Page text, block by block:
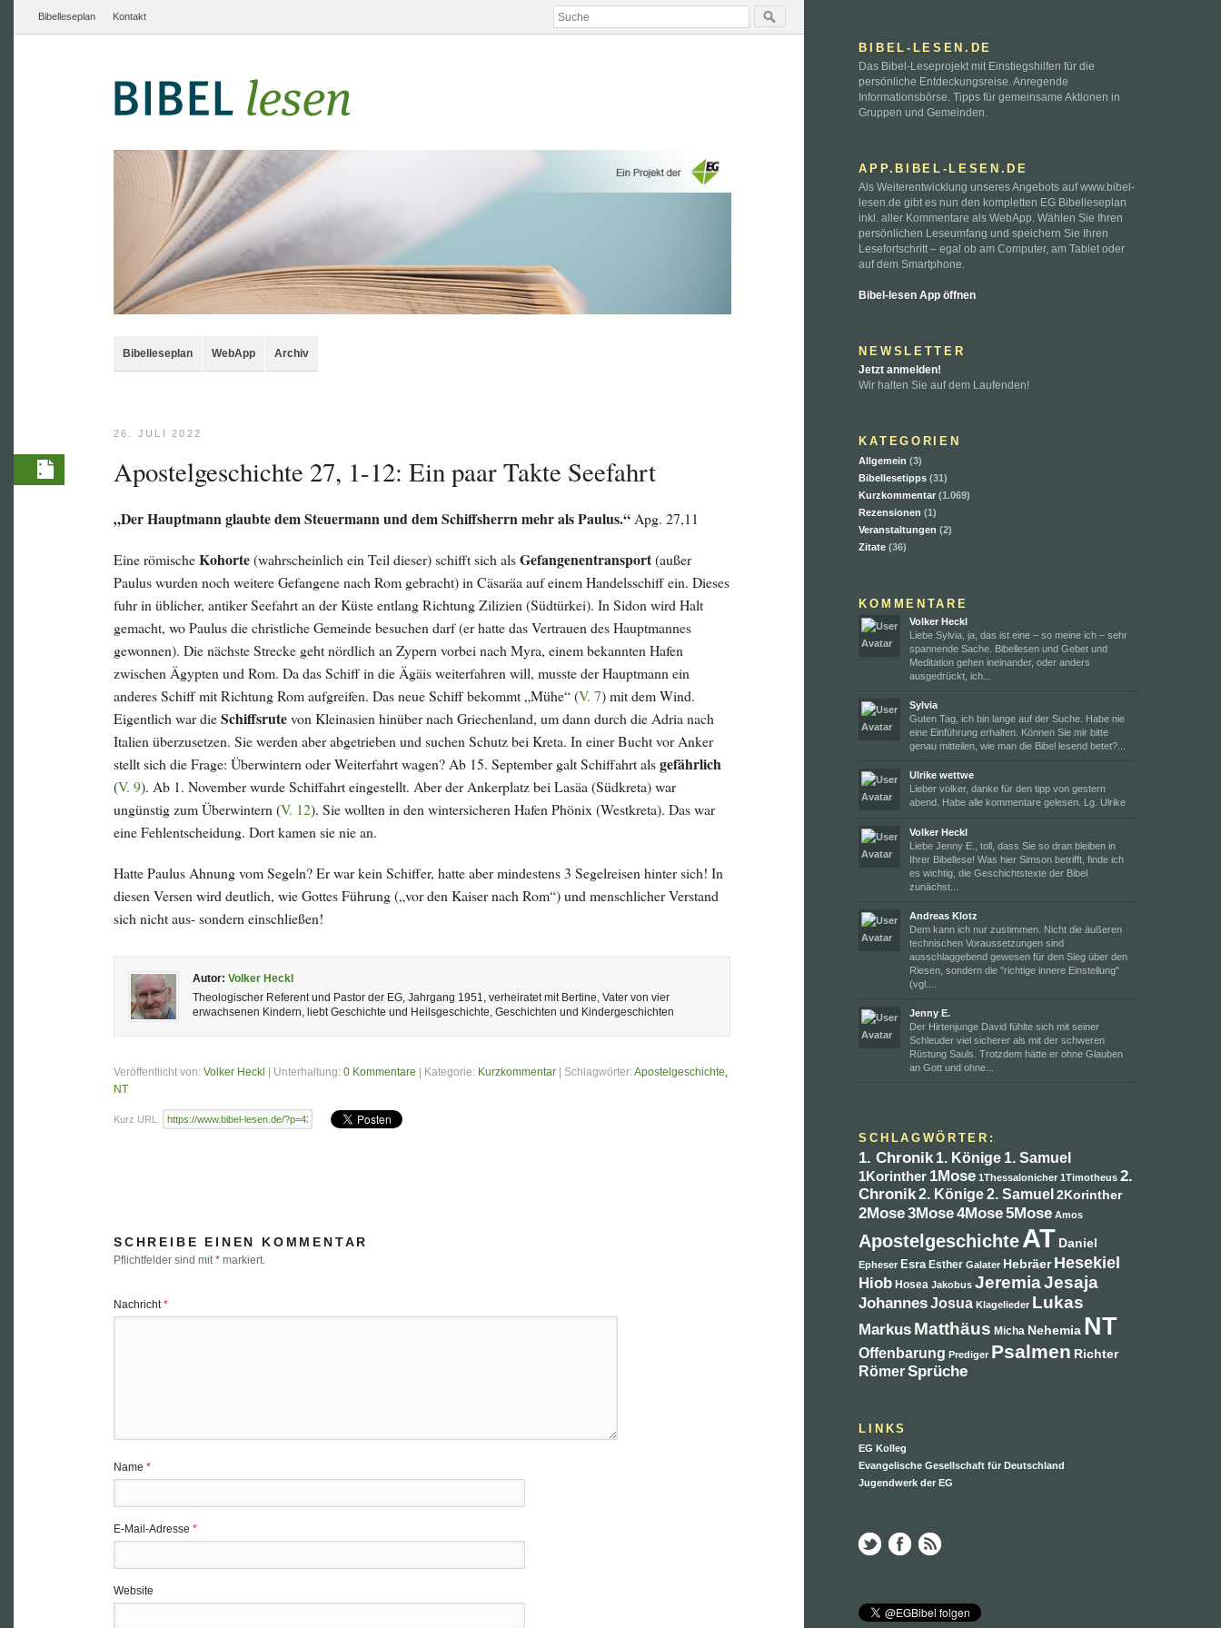
Bibelleseplan Kontakt
Bibelleseplan WebApp Archiv
26. JULI 2022
Apostelgeschichte 27, 1-12: Ein paar Takte Seefahrt
„Der Hauptmann glaubte dem Steuermann und dem Schiffsherrn mehr als Paulus.“Apg. 27,11
Eine römischeKohorte(wahrscheinlich ein Teil dieser) schifft sich alsGefangenentransport(außer
Paulus wurden noch weitere Gefangene nach Rom gebracht) in Cäsaräa auf einem Handelsschiff ein. Dieses
fuhr in üblicher, antiker Seefahrt an der Küste entlang Richtung Zilizien (Südtürkei). In Sidon wird Halt
gemacht, wo Paulus die christliche Gemeinde besuchen darf (er hatte das Vertrauen des Hauptmannes
gewonnen). Die nächste Strecke geht nördlich an Zypern vorbei nach Myra, einem bekannten Hafen
zwischen Ägypten und Rom. Da das Schiff in die Ägäis weiterfahren will, musste der Hauptmann ein
anderes Schiff mit Richtung Rom aufgreifen. Das neue Schiff bekommt „Mühe“ (V. 7) mit dem Wind.
Eigentlich war dieSchiffsrutevon Kleinasien hinüber nach Griechenland, um dann durch die Adria nach
Italien überzusetzen. Sie werden aber abgetrieben und suchen Schutz bei Kreta. In einer Bucht vor Anker
stellt sich die Frage: Überwintern oder Weiterfahrt wagen? Ab 15. September galt Schiffahrt alsgefährlich
(V. 9). Ab 1. November wurde Schiffahrt eingestellt. Aber der Ankerplatz bei Lasäa (Südkreta) war
ungünstig zum Überwintern (V. 12). Sie wollten in den wintersicheren Hafen Phönix (Westkreta). Das war
eine Fehlentscheidung. Dort kamen sie nie an.
Hatte Paulus Ahnung vom Segeln? Er war kein Schiffer, hatte aber mindestens 3 Segelreisen hinter sich! In
diesen Versen wird deutlich, wie Gottes Führung („vor den Kaiser nach Rom“) und menschlicher Verstand
sich nicht aus- sondern einschließen!
Autor: Volker Heckl
Theologischer Referent und Pastor der EG, Jahrgang 1951, verheiratet mit Bertine, Vater von vier
erwachsenen Kindern, liebt Geschichte und Heilsgeschichte, Geschichten und Kindergeschichten
Veröffentlicht von: Volker Heckl | Unterhaltung: 0 Kommentare | Kategorie: Kurzkommentar | Schlagwörter:Apostelgeschichte,
NT
Kurz URL
SCHREIBE EINEN KOMMENTAR
Pflichtfelder sind mit* markiert.
Nachricht*
Name *
E-Mail-Adresse *
Website
BIBEL-LESEN.DE
Das Bibel-Leseprojekt mit Einstiegshilfen für die
persönliche Entdeckungsreise. Anregende
Informationsbörse. Tipps für gemeinsame Aktionen in
Gruppen und Gemeinden.
APP.BIBEL-LESEN.DE
Als Weiterentwicklung unseres Angebots auf www.bibel-
lesen.de gibt es nun den kompletten EG Bibelleseplan
inkl. aller Kommentare als WebApp. Wählen Sie Ihren
persönlichen Leseumfang und speichern Sie Ihren
Lesefortschritt – egal ob am Computer, am Tablet oder
auf dem Smartphone.
Bibel-lesen App öffnen
NEWSLETTER
Jetzt anmelden!
Wir halten Sie auf dem Laufenden!
KATEGORIEN
Allgemein (3)
Bibellesetipps (31)
Kurzkommentar (1.069)
Rezensionen (1)
Veranstaltungen (2)
Zitate (36)
KOMMENTARE
Volker Heckl
Liebe Sylvia, ja, das ist eine – so meine ich – sehr
spannende Sache. Bibellesen und Gebet und
Meditation gehen ineinander, oder anders
ausgedrückt, ich...
Sylvia
Guten Tag, ich bin lange auf der Suche. Habe nie
eine Einführung erhalten. Können Sie mir bitte
genau mitteilen, wie man die Bibel lesend betet?...
Ulrike wettwe
Lieber volker, danke für den tipp von gestern
abend. Habe alle kommentare gelesen. Lg. Ulrike
Volker Heckl
Liebe Jenny E., toll, dass Sie so dran bleiben in
Ihrer Bibellese! Was hier Simson betrifft, finde ich
es wichtig, die Geschichtstexte der Bibel
zunächst...
Andreas Klotz
Dem kann ich nur zustimmen. Nicht die äußeren
technischen Voraussetzungen sind
ausschlaggebend gewesen für den Sieg über den
Riesen, sondern die "richtige innere Einstellung"
(vgl....
Jenny E.
Der Hirtenjunge David fühlte sich mit seiner
Schleuder viel sicherer als mit der schweren
Rüstung Sauls. Trotzdem hätte er ohne Glauben
an Gott und ohne...
SCHLAGWÖRTER:
1. Chronik 1. Könige 1. Samuel
1Korinther 1Mose 1Thessalonicher 1Timotheus 2.
Chronik2. Könige 2. Samuel 2Korinther
2Mose3Mose4Mose5Mose Amos
ApostelgeschichteAT Daniel
Epheser Esra Esther Galater Hebräer Hesekiel
Hiob Hosea Jakobus JeremiaJesaja
Johannes Josua Klagelieder Lukas
Markus Matthäus Micha Nehemia NT
Offenbarung Prediger Psalmen Richter
Römer Sprüche
LINKS
EG Kolleg
Evangelische Gesellschaft für Deutschland
Jugendwerk der EG